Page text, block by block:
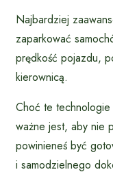
Najbardziej
zaparkować
prędkość pojazdu,
kierownicą.
Choć te technologie
ważne jest, aby nie
powinieneś być
i samodzielnego